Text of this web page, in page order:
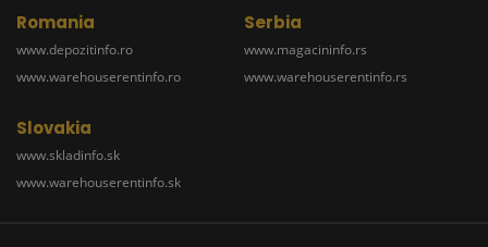
Romania
www.depozitinfo.ro
www.warehouserentinfo.ro
Serbia
www.magacininfo.rs
www.warehouserentinfo.rs
Slovakia
www.skladinfo.sk
www.warehouserentinfo.sk